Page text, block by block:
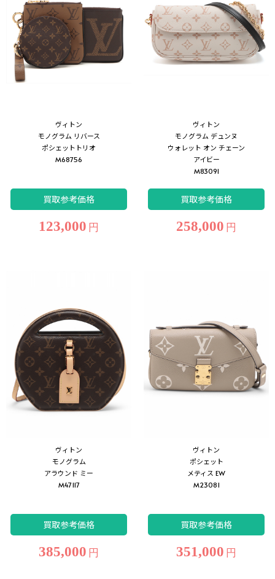
ヴィトン
モノグラム リバース
ポシェットトリオ
M68756
買取参考価格
123,000 円
ヴィトン
モノグラム デュンヌ
ウォレット オン チェーン
アイビー
M83091
買取参考価格
258,000 円
ヴィトン
モノグラム
アラウンド ミー
M47117
買取参考価格
385,000 円
ヴィトン
ポシェット
メティス EW
M23081
買取参考価格
351,000 円